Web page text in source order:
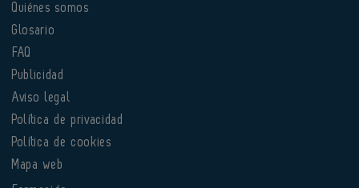
Quiénes somos
Glosario
FAQ
Publicidad
Aviso legal
Política de privacidad
Política de cookies
Mapa web